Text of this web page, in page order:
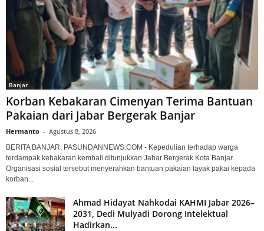
Banjar
Korban Kebakaran Cimenyan Terima Bantuan
Pakaian dari Jabar Bergerak Banjar
Hermanto - Agustus 8, 2026
BERITA BANJAR, PASUNDANNEWS.COM - Kepedulian terhadap warga
terdampak kebakaran kembali ditunjukkan Jabar Bergerak Kota Banjar.
Organisasi sosial tersebut menyerahkan bantuan pakaian layak pakai kepada
korban...
Ahmad Hidayat Nahkodai KAHMI Jabar 2026–
2031, Dedi Mulyadi Dorong Intelektual
Hadirkan...